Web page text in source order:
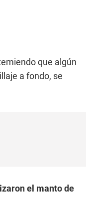
que algún
a fondo, se
el manto de